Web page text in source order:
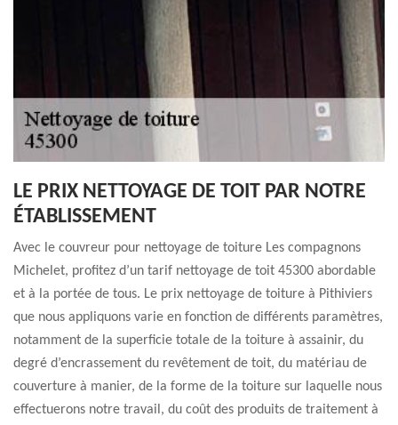
LE PRIX NETTOYAGE DE TOIT PAR NOTRE
ÉTABLISSEMENT
Avec le couvreur pour nettoyage de toiture Les compagnons
Michelet, profitez d’un tarif nettoyage de toit 45300 abordable
et à la portée de tous. Le prix nettoyage de toiture à Pithiviers
que nous appliquons varie en fonction de différents paramètres,
notamment de la superficie totale de la toiture à assainir, du
degré d’encrassement du revêtement de toit, du matériau de
couverture à manier, de la forme de la toiture sur laquelle nous
effectuerons notre travail, du coût des produits de traitement à